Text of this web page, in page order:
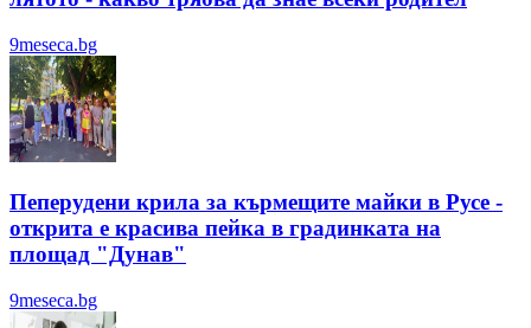
9meseca.bg
Пеперудени крила за кърмещите майки в Русе -
открита е красива пейка в градинката на
площад "Дунав"
9meseca.bg